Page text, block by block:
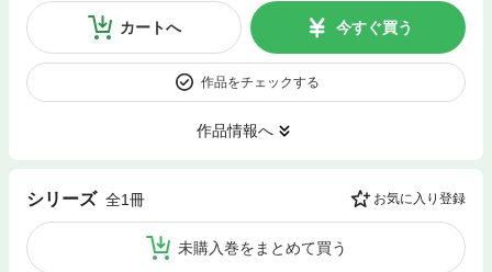
カートへ 今すぐ買う
作品をチェックする
作品情報へ
シリーズ 全1冊 お気に入り登録
未購入巻をまとめて買う